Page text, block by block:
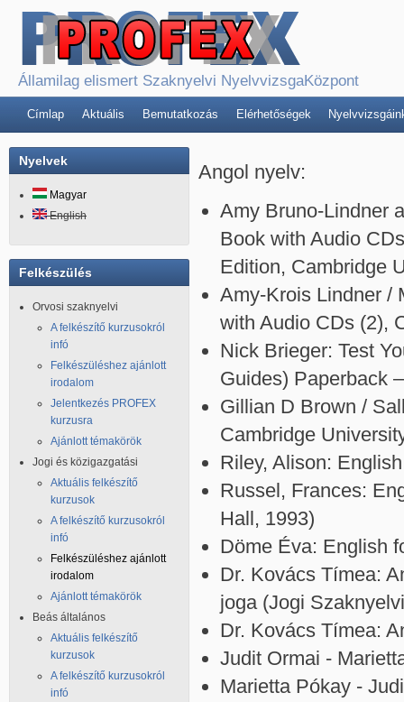
Államilag elismert Szaknyelvi NyelvvizsgaKözpont
Angol nyelv:
Amy Bruno-Lindner
Book with Audio
Edition, Cambridge
Amy-Krois Lindner /
with Audio CDs (2),
Nick Brieger: Test
Guides) Paperback
Gillian D Brown /
Cambridge
Riley, Alison:
Russel, Frances:
Hall, 1993)
Döme Éva: English
Dr. Kovács Tímea:
joga (Jogi
Dr. Kovács Tímea:
Judit Ormai -
Marietta Pókay -
Címlap Aktuális Bemutatkozás Elérhetőségek
Nyelvek
Magyar
English
Felkészülés
Orvosi szaknyelvi
A felkészítő kurzusokról
infó
Felkészüléshez ajánlott
irodalom
Jelentkezés PROFEX
kurzusra
Ajánlott témakörök
Jogi és közigazgatási
Aktuális felkészítő
kurzusok
A felkészítő kurzusokról
infó
Felkészüléshez ajánlott
irodalom
Ajánlott témakörök
Beás általános
Aktuális felkészítő
kurzusok
A felkészítő kurzusokról
infó